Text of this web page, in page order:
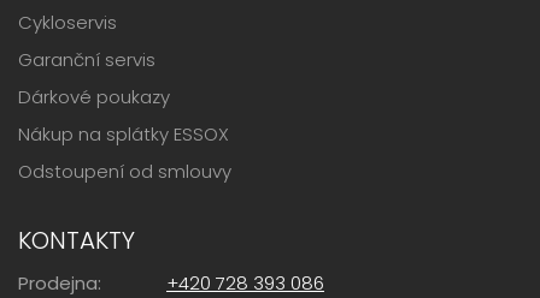
Cykloservis
Garanční servis
Dárkové poukazy
Nákup na splátky ESSOX
Odstoupení od smlouvy
KONTAKTY
Prodejna: +420 728 393 086